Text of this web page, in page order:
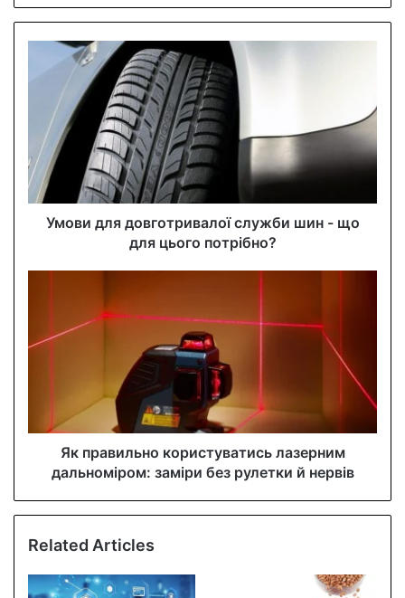
y
l
a
d
Умови для довготривалої служби шин - що
для цього потрібно?
Як правильно користуватись лазерним
дальноміром: заміри без рулетки й нервів
Related Articles